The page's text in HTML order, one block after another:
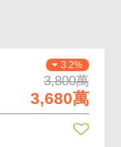
3.2%
3,800萬
3,680萬